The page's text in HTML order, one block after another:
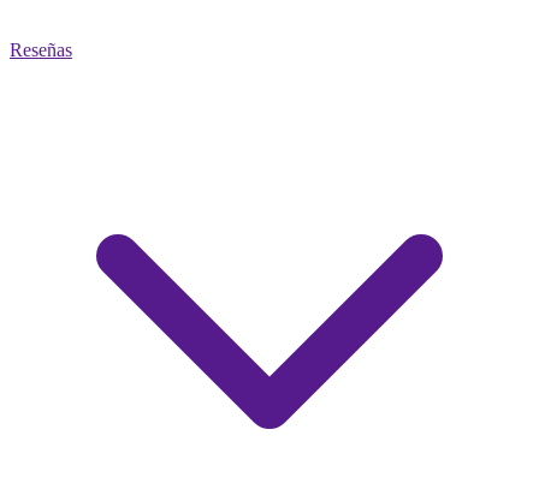
Reseñas